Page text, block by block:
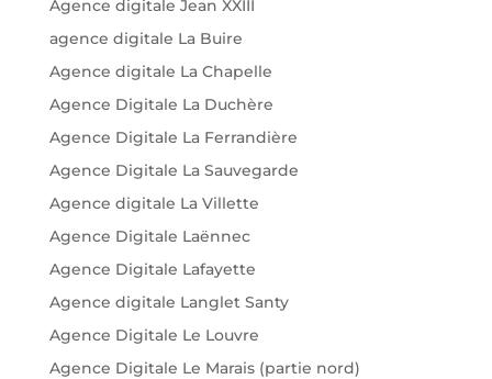
Agence digitale Jean XXIII
agence digitale La Buire
Agence digitale La Chapelle
Agence Digitale La Duchère
Agence Digitale La Ferrandière
Agence Digitale La Sauvegarde
Agence digitale La Villette
Agence Digitale Laënnec
Agence Digitale Lafayette
Agence digitale Langlet Santy
Agence Digitale Le Louvre
Agence Digitale Le Marais (partie nord)